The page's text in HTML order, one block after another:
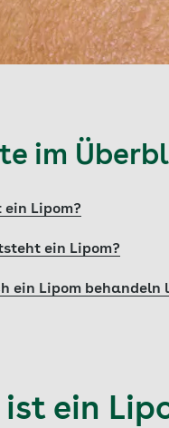
im
ein Lipom?
ein Lipom?
ein Lipom behandeln
ein